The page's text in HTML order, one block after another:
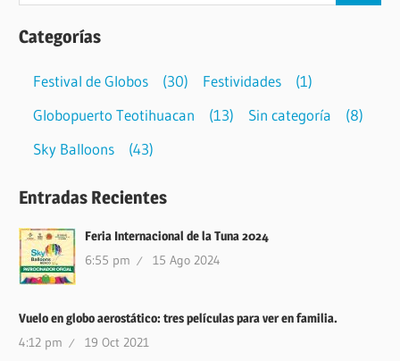
Categorías
Festival de Globos (30) Festividades
(1)
Globopuerto Teotihuacan
(13) Sin categoría
(8)
Sky Balloons
(43)
Entradas Recientes
Feria Internacional de la Tuna 2024
6:55 pm 15 Ago 2024
Vuelo en globo aerostático: tres películas para ver en familia.
4:12 pm 19 Oct 2021